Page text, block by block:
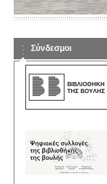
Σύνδεσμοι